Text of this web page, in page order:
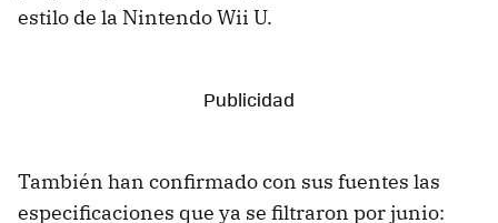
estilo de la Nintendo Wii U.
También han confirmado con sus fuentes las
especificaciones que ya se filtraron por junio: